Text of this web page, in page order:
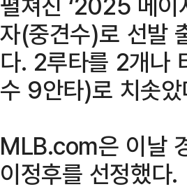
자(중견수)로 선발
다. 2루타를 2개나
수 9안타)로 치솟
MLB.com은 이날
이정후를 선정했다.